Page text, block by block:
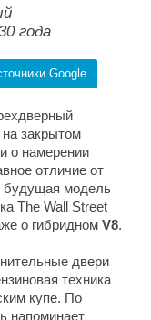
года
Google
закрытом
о намерении
отличие от
будущая модель
The Wall Street
о гибридном V8.
двери
техника
купе. По
напоминает